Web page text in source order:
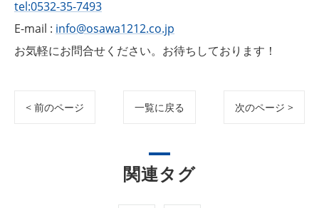
tel:0532-35-7493
E-mail : info@osawa1212.co.jp
お気軽にお問合せください。お待ちしております！
< 前のページ 一覧に戻る 次のページ >
関連タグ